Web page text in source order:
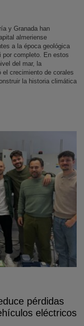
y Granada han
almeriense
a la época geológica
por completo. En estos
del mar, la
el crecimiento de corales
la historia climática
pérdidas
eléctricos